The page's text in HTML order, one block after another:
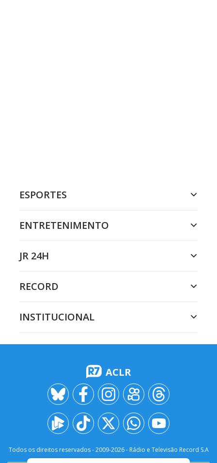
ESPORTES
ENTRETENIMENTO
JR 24H
RECORD
INSTITUCIONAL
ACLR
Todos os direitos reservados - 2009-2026- Rádio e Televisão Record S.A